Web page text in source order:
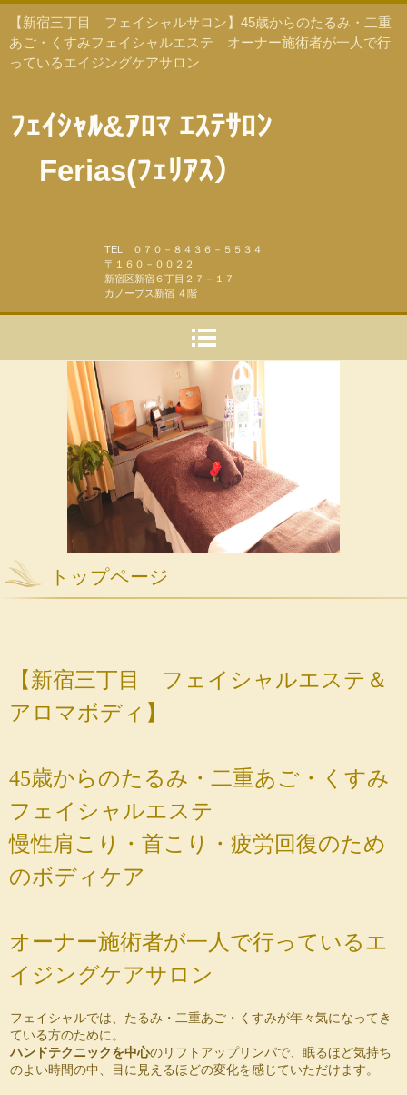
ﾌｪｲｼｬﾙ&ｱﾛﾏ ｴｽﾃｻﾛﾝ
Ferias(ﾌｪﾘｱｽ）
【新宿三丁目 フェイシャルサロン】45歳からのたるみ・二重
あご・くすみフェイシャルエステ オーナー施術者が一人で行
っているエイジングケアサロン
TEL ０７０－８４３６－５５３４
〒１６０－００２２
新宿区新宿６丁目２７－１７
カノープス新宿 ４階
トップページ
【新宿三丁目 フェイシャルエステ＆
アロマボディ】
45歳からのたるみ・二重あご・くすみ
フェイシャルエステ
慢性肩こり・首こり・疲労回復のため
のボディケア
オーナー施術者が一人で行っているエ
イジングケアサロン
フェイシャルでは、たるみ・二重あご・くすみが年々気になってき
ている方のために。
ハンドテクニックを中心のリフトアップリンパで、眠るほど気持ち
のよい時間の中、目に見えるほどの変化を感じていただけます。